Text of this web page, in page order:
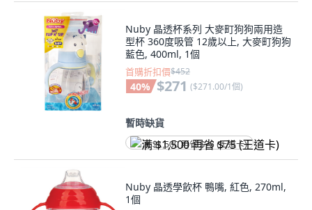
Nuby 晶透杯系列 大麥町狗狗兩用造
型杯 360度吸管 12歲以上, 大麥町狗狗
藍色, 400ml, 1個
首購折扣價$452
40% $271 ($271.00/1個)
暫時缺貨
满 $1,500 再省 $75 (王道卡)
Nuby 晶透學飲杯 鴨嘴, 紅色, 270ml,
1個